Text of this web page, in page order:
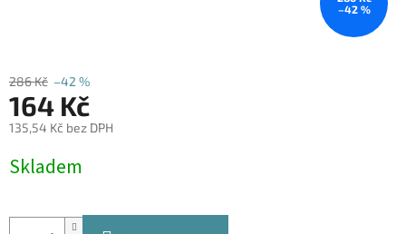
–42 %
286 Kč –42 %
164 Kč
135,54 Kč bez DPH
cena:
Skladem